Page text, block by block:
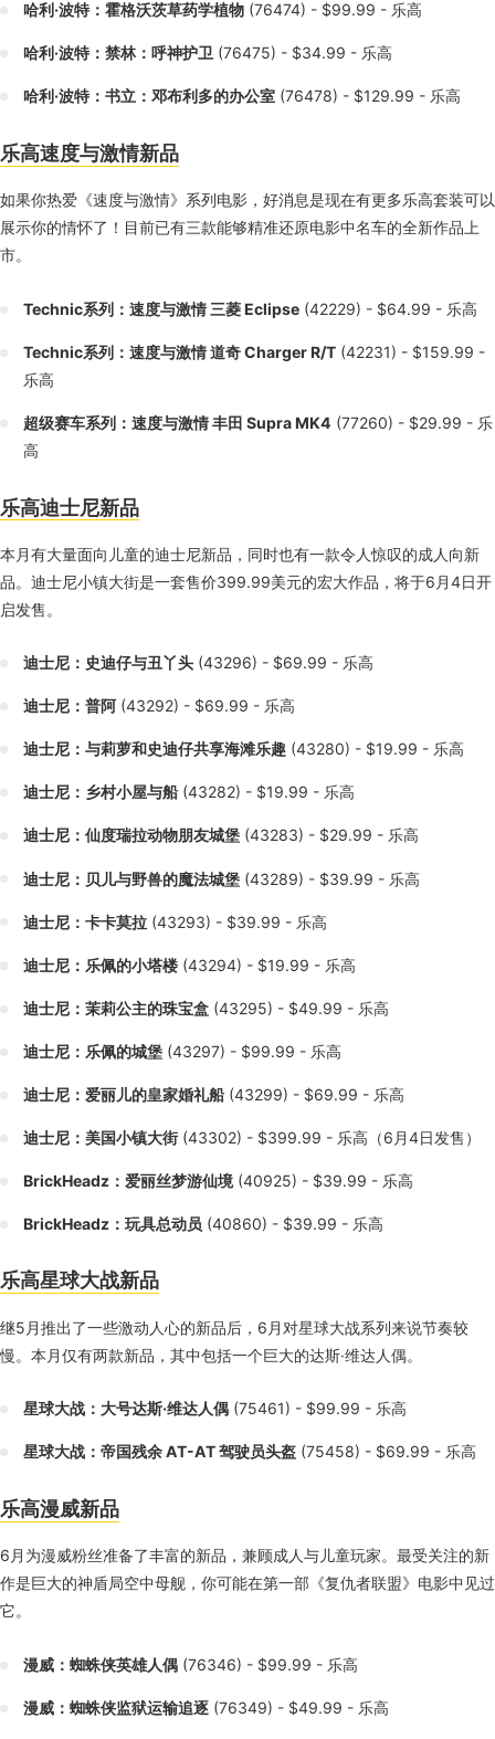
哈利·波特：霍格沃茨草药学植物 (76474) - $99.99 - 乐高
哈利·波特：禁林：呼神护卫 (76475) - $34.99 - 乐高
哈利·波特：书立：邓布利多的办公室 (76478) - $129.99 - 乐高
乐高速度与激情新品
如果你热爱《速度与激情》系列电影，好消息是现在有更多乐高套装可以
展示你的情怀了！目前已有三款能够精准还原电影中名车的全新作品上
市。
Technic系列：速度与激情 三菱 Eclipse (42229) - $64.99 - 乐高
Technic系列：速度与激情 道奇 Charger R/T (42231) - $159.99 -
乐高
超级赛车系列：速度与激情 丰田 Supra MK4 (77260) - $29.99 - 乐
高
乐高迪士尼新品
本月有大量面向儿童的迪士尼新品，同时也有一款令人惊叹的成人向新
品。迪士尼小镇大街是一套售价399.99美元的宏大作品，将于6月4日开
启发售。
迪士尼：史迪仔与丑丫头 (43296) - $69.99 - 乐高
迪士尼：普阿 (43292) - $69.99 - 乐高
迪士尼：与莉萝和史迪仔共享海滩乐趣 (43280) - $19.99 - 乐高
迪士尼：乡村小屋与船 (43282) - $19.99 - 乐高
迪士尼：仙度瑞拉动物朋友城堡 (43283) - $29.99 - 乐高
迪士尼：贝儿与野兽的魔法城堡 (43289) - $39.99 - 乐高
迪士尼：卡卡莫拉 (43293) - $39.99 - 乐高
迪士尼：乐佩的小塔楼 (43294) - $19.99 - 乐高
迪士尼：茉莉公主的珠宝盒 (43295) - $49.99 - 乐高
迪士尼：乐佩的城堡 (43297) - $99.99 - 乐高
迪士尼：爱丽儿的皇家婚礼船 (43299) - $69.99 - 乐高
迪士尼：美国小镇大街 (43302) - $399.99 - 乐高（6月4日发售）
BrickHeadz：爱丽丝梦游仙境 (40925) - $39.99 - 乐高
BrickHeadz：玩具总动员 (40860) - $39.99 - 乐高
乐高星球大战新品
继5月推出了一些激动人心的新品后，6月对星球大战系列来说节奏较
慢。本月仅有两款新品，其中包括一个巨大的达斯·维达人偶。
星球大战：大号达斯·维达人偶 (75461) - $99.99 - 乐高
星球大战：帝国残余 AT-AT 驾驶员头盔 (75458) - $69.99 - 乐高
乐高漫威新品
6月为漫威粉丝准备了丰富的新品，兼顾成人与儿童玩家。最受关注的新
作是巨大的神盾局空中母舰，你可能在第一部《复仇者联盟》电影中见过
它。
漫威：蜘蛛侠英雄人偶 (76346) - $99.99 - 乐高
漫威：蜘蛛侠监狱运输追逐 (76349) - $49.99 - 乐高